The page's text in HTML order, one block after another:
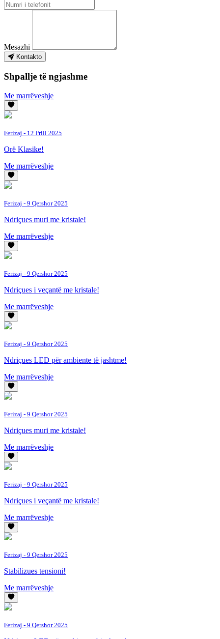
Mesazhi
Kontakto
Shpallje të ngjashme
Me marrëveshje
Ferizaj - 12 Prill 2025
Orë Klasike!
Me marrëveshje
Ferizaj - 9 Qershor 2025
Ndriçues muri me kristale!
Me marrëveshje
Ferizaj - 9 Qershor 2025
Ndriçues i veçantë me kristale!
Me marrëveshje
Ferizaj - 9 Qershor 2025
Ndriçues LED për ambiente të jashtme!
Me marrëveshje
Ferizaj - 9 Qershor 2025
Ndriçues muri me kristale!
Me marrëveshje
Ferizaj - 9 Qershor 2025
Ndriçues i veçantë me kristale!
Me marrëveshje
Ferizaj - 9 Qershor 2025
Stabilizues tensioni!
Me marrëveshje
Ferizaj - 9 Qershor 2025